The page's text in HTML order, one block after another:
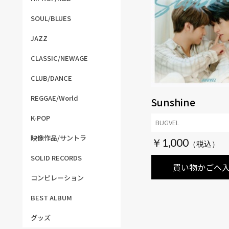
SOUL/BLUES
JAZZ
CLASSIC/NEWAGE
CLUB/DANCE
REGGAE/World
K-POP
映像作品/サントラ
SOLID RECORDS
コンピレーション
BEST ALBUM
グッズ
Sunshine
￥1,000
買い物かごへ
BUGVEL